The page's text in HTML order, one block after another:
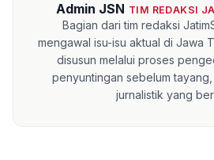
Admin JSN TIM REDAKSI
Bagian dari tim redaksi
mengawal isu-isu aktual di Jawa
disusun melalui proses
penyuntingan sebelum
jurnalistik yang